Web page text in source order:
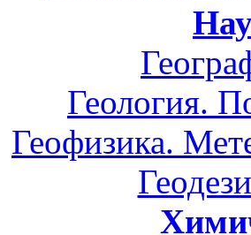
Геология.
Геофизика.